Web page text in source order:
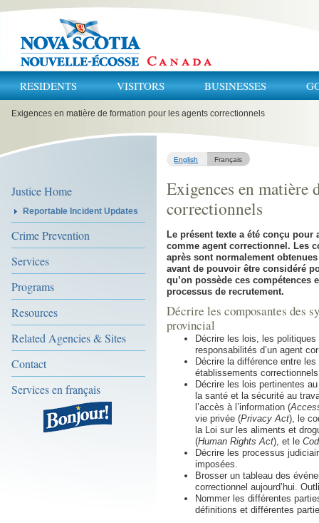
RESIDENTS VISITORS BUSINESSES
Exigences en matière de formation pour les agents correctionnels
Justice Home
Reportable Incident Updates
Crime Prevention
Services
Programs
Resources
Related Agencies & Sites
Contact
Services en français
English Français
Exigences en matière
correctionnels
Le présent texte a été conçu
comme agent correctionnel. Les
après sont normalement
avant de pouvoir être considéré
qu’on possède ces compétences
processus de recrutement.
Décrire les composantes des
provincial
Décrire les lois, les
responsabilités d’un agent
Décrire la différence entre
établissements
Décrire les lois pertinentes
la santé et la sécurité au
l’accès à l’information (
vie privée (Privacy Act), le
la Loi sur les aliments et
(Human Rights Act), et le
Décrire les processus
imposées.
Brosser un tableau des
correctionnel aujourd’hui.
Nommer les différentes
définitions et différentes